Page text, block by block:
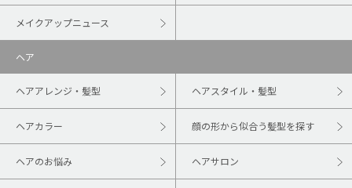
メイクアップニュース
ヘア
ヘアアレンジ・髪型 ヘアスタイル・髪型
ヘアカラー 顔の形から似合う髪型を探す
ヘアのお悩み ヘアサロン